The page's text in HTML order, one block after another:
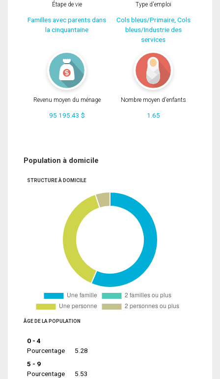
Étape de vie
Familles avec parents dans
la cinquantaine
Type d'emploi
Cols bleus/Primaire, Cols
bleus/Industrie des
services
Revenu moyen du ménage
95 195.43 $
Nombre moyen d'enfants
1.65
Population à domicile
STRUCTURE À DOMICILE
ÂGE DE LA POPULATION
0 - 4
Pourcentage
5.28
5 - 9
Pourcentage
5.53